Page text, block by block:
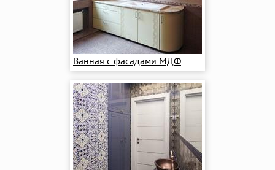
Ванная с фасадами МДФ